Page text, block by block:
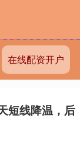
在线配资开户
短线降温，后